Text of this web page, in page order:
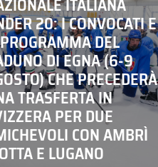
ITALIANA
20: I CONVOCATI E
DEL
DI EGNA (6-9
CHE PRECEDERÀ
TRASFERTA IN
PER DUE
CON AMBRÌ
E LUGANO